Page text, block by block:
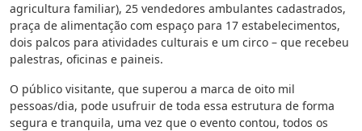
agricultura familiar), 25 vendedores ambulantes cadastrados,
praça de alimentação com espaço para 17 estabelecimentos,
dois palcos para atividades culturais e um circo – que recebeu
palestras, oficinas e paineis.
O público visitante, que superou a marca de oito mil
pessoas/dia, pode usufruir de toda essa estrutura de forma
segura e tranquila, uma vez que o evento contou, todos os